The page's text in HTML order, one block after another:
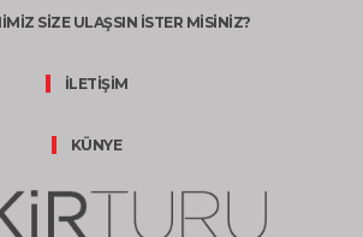
SİZE ULAŞSIN İSTER MİSİNİZ?
İLETİŞİM
KÜNYE